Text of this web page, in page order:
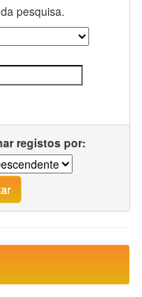
pesquisa.
registos por: